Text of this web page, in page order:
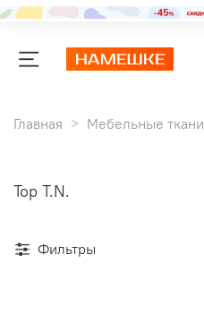
Главная Мебельные ткани
Top T.N.
Фильтры